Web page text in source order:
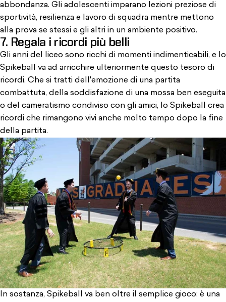
abbondanza. Gli adolescenti imparano lezioni preziose di
sportività, resilienza e lavoro di squadra mentre mettono
alla prova se stessi e gli altri in un ambiente positivo.
7. Regala i ricordi più belli
Gli anni del liceo sono ricchi di momenti indimenticabili, e lo
Spikeball va ad arricchire ulteriormente questo tesoro di
ricordi. Che si tratti dell'emozione di una partita
combattuta, della soddisfazione di una mossa ben eseguita
o del cameratismo condiviso con gli amici, lo Spikeball crea
ricordi che rimangono vivi anche molto tempo dopo la fine
della partita.
In sostanza, Spikeball va ben oltre il semplice gioco: è una